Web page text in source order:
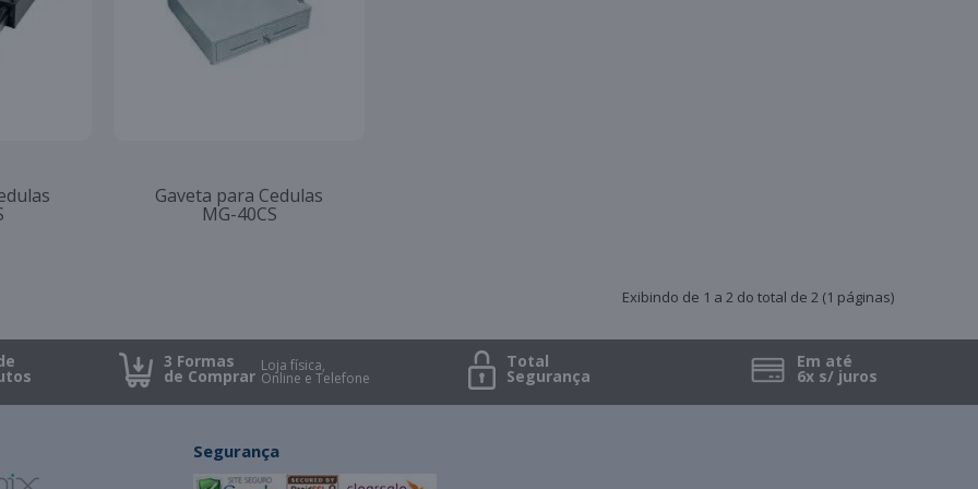
Gaveta para Cedulas
MG-40CS
Exibindo de 1 a 2 do total de 2 (1 páginas)
3 Formas
de Comprar Loja física,
Online e Telefone
Total
Segurança
Em até
6x s/ juros
Segurança